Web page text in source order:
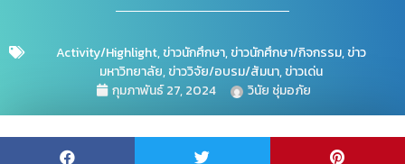
Activity/Highlight,ข่าวนักศึกษา,ข่าวนักศึกษา/กิจกรรม,ข่าว
มหาวิทยาลัย,ข่าววิจัย/อบรม/สัมนา,ข่าวเด่น
กุมภาพันธ์ 27, 2024
วินัย ชุ่มอภัย